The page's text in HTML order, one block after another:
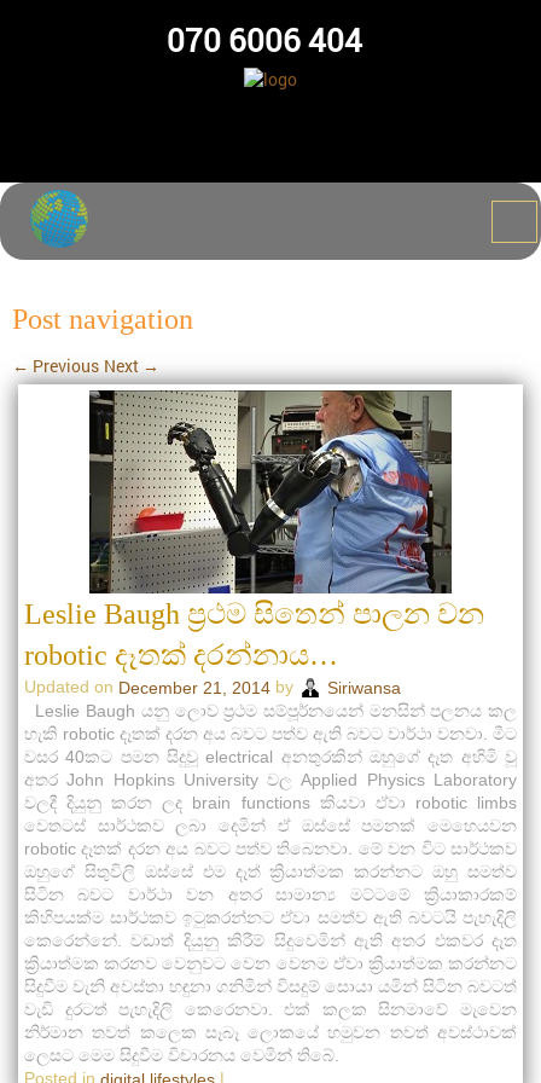
070 6006 404
Post navigation
← Previous Next →
Leslie Baugh ප්‍රථම සිතෙන් පාලන වන
robotic දෑතක් දරන්නාය…
Updated on December 21, 2014 by
Siriwansa
Leslie Baugh යනු ලොව ප්‍රථම සම්පූර්නයෙන් මනසින් පලනය කල
හැකි robotic දෑතක් දරන අය බවට පත්ව ඇති බවට වාර්ථා වනවා. මීට
වසර 40කට පමන සිදුවූ electrical අනතුරකින් ඔහුගේ දෑත අහිමි වූ
අතර John Hopkins University වල Applied Physics Laboratory
වලදී දියුනු කරන ලද brain functions කියවා ඒවා robotic limbs
වෙතටස් සාර්ථකව ලබා දෙමින් ඒ ඔස්සේ පමනක් මෙහෙයවන
robotic දෑතක් දරන අය බවට පත්ව තිබෙනවා. මේ වන විට සාර්ථකව
ඔහුගේ සිතුවිලි ඔස්සේ එම දෑත් ක්‍රියාත්මක කරන්නට ඔහු සමත්ව
සිටින බවට වාර්ථා වන අතර සාමාන්‍ය මට්ටමේ ක්‍රියාකාරකම්
කිහිපයක්ම සාර්ථකව ඉ‍ටුකරන්නට ඒවා සමත්ව ඇති බවටයි පැහැදිලි
කෙරෙන්නේ. වඩාත් දියුනු කිරීම් සිදුවෙමින් ඇති අතර එකවර දෑත
ක්‍රියාත්මක කරනව වෙනුවට වෙන වෙනම ඒවා ක්‍රියාත්මක කරන්නට
සිදුවීම වැනි අවස්තා හඳුනා ගනිමින් විසදුම් සොයා යමින් සිටින බවටත්
වැඩි දුරටත් පැහැදිලි කෙරෙනවා. එක් කලක සිනමාවේ මැවෙන
නිර්මාන තවත් කලෙක සෑබෑ ලොකයේ හමුවන තවත් අවස්ථාවක්
ලෙසට මෙම සිදුවීම විචාරනය වෙමින් තිබේ.
Posted in digital lifestyles |